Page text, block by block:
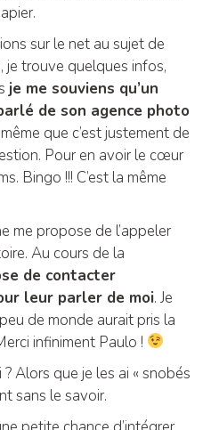
sur le net au sujet de
trouve quelques infos,
je me souviens qu’un
de son agence photo
que c’est justement de
Pour en avoir le cœur
Bingo !!! C’est la même
me propose de l’appeler
Au cours de la
de contacter
leur parler de moi. Je
de monde aurait pris la
infiniment Paulo !
Alors que je les ai « snobés
sans le savoir.